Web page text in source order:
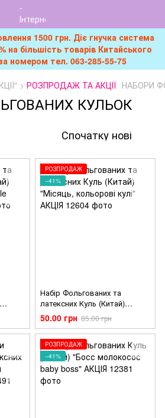
1500 грн. Діє гнучка система
на більшість товарів Китайського
номером тел. 063-285-55-75
> РОЗПРОДАЖ ТА АКЦІЇ НАБОРИ
КУЛЬОК
Спочатку нові
РОЗПРОДАЖ
−41%
Набір Фольгованих та
латексних Куль (Китай)
"Місяць, кольорові кулі"
АКЦІЯ
50.00 грн 85.00 грн
РОЗПРОДАЖ
−41%